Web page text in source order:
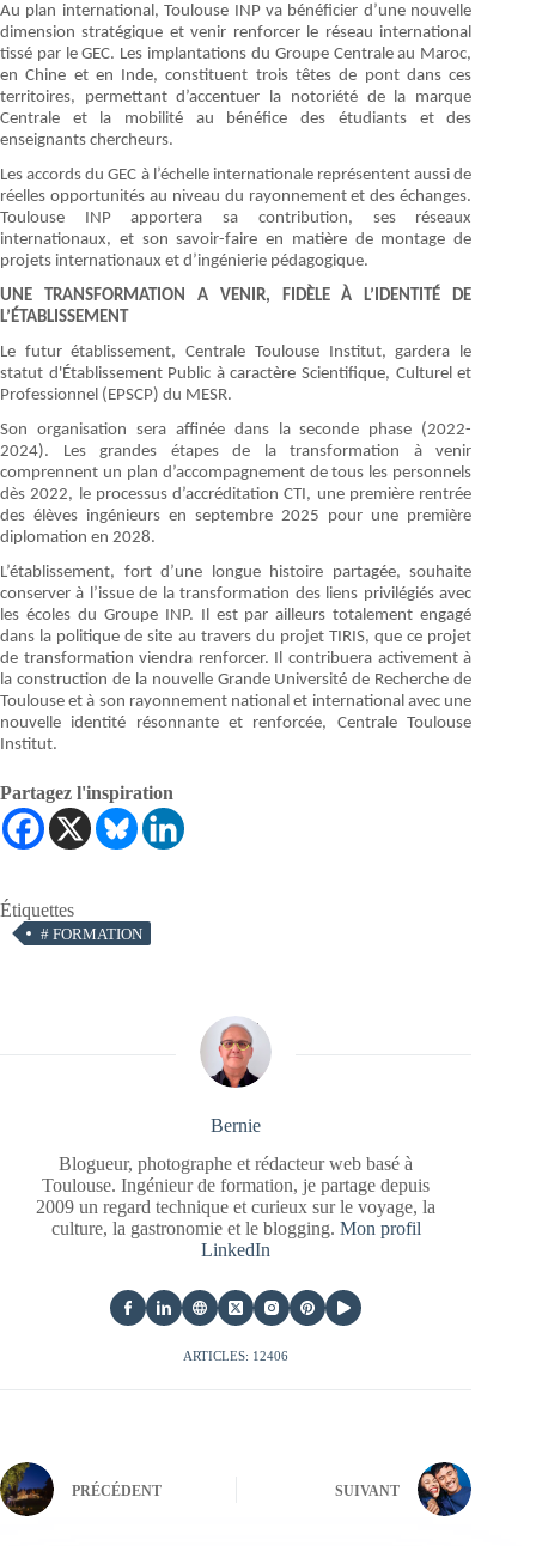
Au plan international, Toulouse INP va bénéficier d’une nouvelle
dimension stratégique et venir renforcer le réseau international
tissé par le GEC. Les implantations du Groupe Centrale au Maroc,
en Chine et en Inde, constituent trois têtes de pont dans ces
territoires, permettant d’accentuer la notoriété de la marque
Centrale et la mobilité au bénéfice des étudiants et des
enseignants chercheurs.
Les accords du GEC à l’échelle internationale représentent aussi de
réelles opportunités au niveau du rayonnement et des échanges.
Toulouse INP apportera sa contribution, ses réseaux
internationaux, et son savoir-faire en matière de montage de
projets internationaux et d’ingénierie pédagogique.
UNE TRANSFORMATION A VENIR, FIDÈLE À L’IDENTITÉ DE
L’ÉTABLISSEMENT
Le futur établissement, Centrale Toulouse Institut, gardera le
statut d'Établissement Public à caractère Scientifique, Culturel et
Professionnel (EPSCP) du MESR.
Son organisation sera affinée dans la seconde phase (2022-
2024). Les grandes étapes de la transformation à venir
comprennent un plan d’accompagnement de tous les personnels
dès 2022, le processus d’accréditation CTI, une première rentrée
des élèves ingénieurs en septembre 2025 pour une première
diplomation en 2028.
L’établissement, fort d’une longue histoire partagée, souhaite
conserver à l’issue de la transformation des liens privilégiés avec
les écoles du Groupe INP. Il est par ailleurs totalement engagé
dans la politique de site au travers du projet TIRIS, que ce projet
de transformation viendra renforcer. Il contribuera activement à
la construction de la nouvelle Grande Université de Recherche de
Toulouse et à son rayonnement national et international avec une
nouvelle identité résonnante et renforcée, Centrale Toulouse
Institut.
Partagez l'inspiration
Étiquettes
# FORMATION
Bernie
Blogueur, photographe et rédacteur web basé à
Toulouse. Ingénieur de formation, je partage depuis
2009 un regard technique et curieux sur le voyage, la
culture, la gastronomie et le blogging. Mon profil
LinkedIn
ARTICLES: 12406
PRÉCÉDENT SUIVANT